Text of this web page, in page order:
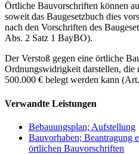
Örtliche Bauvorschriften können
soweit das Baugesetzbuch dies
nach den Vorschriften des
Abs. 2 Satz 1 BayBO).
Der Verstoß gegen eine örtliche
Ordnungswidrigkeit darstellen, die
500.000 € belegt werden kann
Verwandte Leistungen
Bebauungsplan; Aufstellung
Bauvorhaben; Beantragung
örtlichen Bauvorschriften